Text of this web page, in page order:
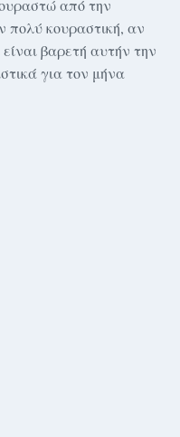
από την
πολύ κουραστική, αν
βαρετή αυτήν την
για τον μήνα